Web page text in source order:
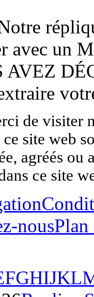
avec un
AVEZ
de visiter
site web
agréés
ce site
nousPlan
FGHIJKL